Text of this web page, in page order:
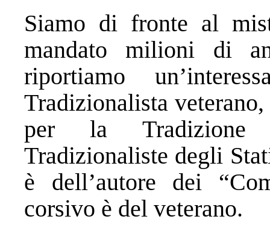
Siamo di fronte al
mandato milioni di
riportiamo
Tradizionalista
per la Tradizione
Tradizionaliste degli
è dell’autore dei
corsivo è del veterano.